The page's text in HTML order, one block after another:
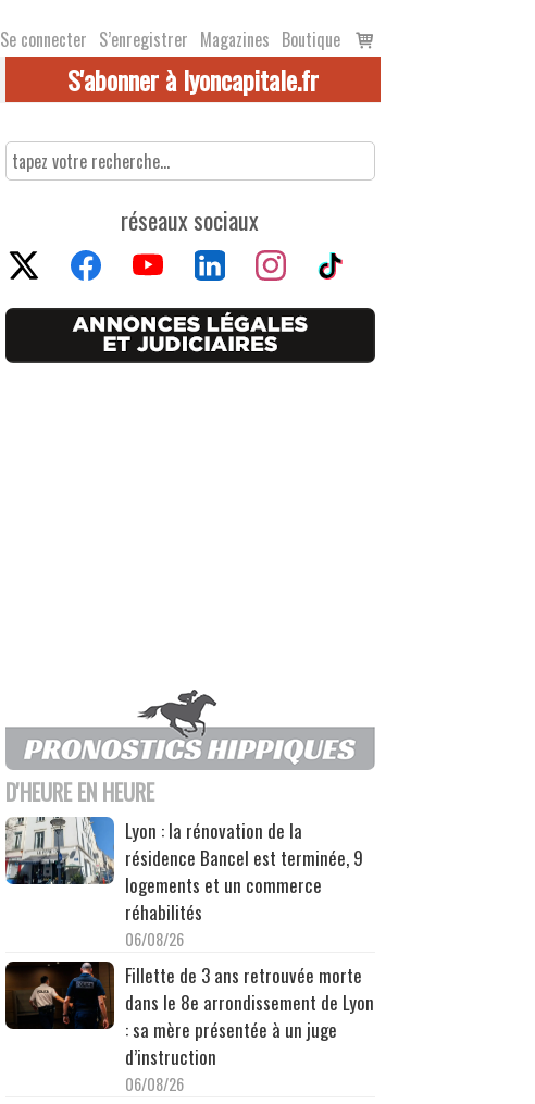
Se connecter S’enregistrer Magazines Boutique
Voir
le
S'abonner à lyoncapitale.fr
réseaux sociaux
D'HEURE EN HEURE
Lyon : la rénovation de la
résidence Bancel est terminée, 9
logements et un commerce
réhabilités
06/08/26
Fillette de 3 ans retrouvée morte
dans le 8e arrondissement de Lyon
: sa mère présentée à un juge
d’instruction
06/08/26